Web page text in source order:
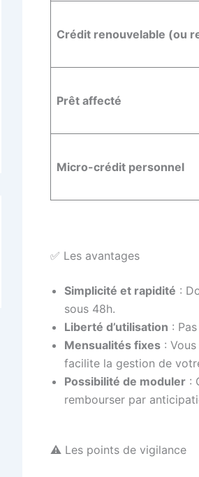
Crédit renouvelable (ou
Prêt affecté
Micro-crédit personnel
✅ Les avantages
Simplicité et rapidité :
sous 48h.
Liberté d’utilisation :
Mensualités fixes :
facilite la gestion de
Possibilité de moduler :
rembourser par
⚠️ Les points de vigilance